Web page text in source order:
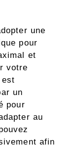
une
pour
et
votre
est
un
pour
au
afin